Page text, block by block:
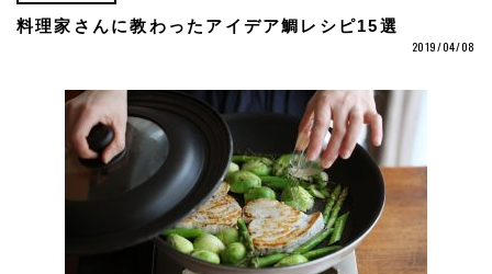
料理家さんに教わったアイデア鯛レシピ15選
2019/04/08